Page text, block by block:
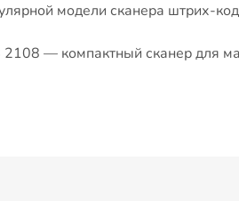
модели сканера штрих-
— компактный сканер для